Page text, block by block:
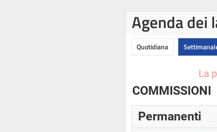
Agenda dei
Quotidiana
La
COMMISSIONI
Permanenti